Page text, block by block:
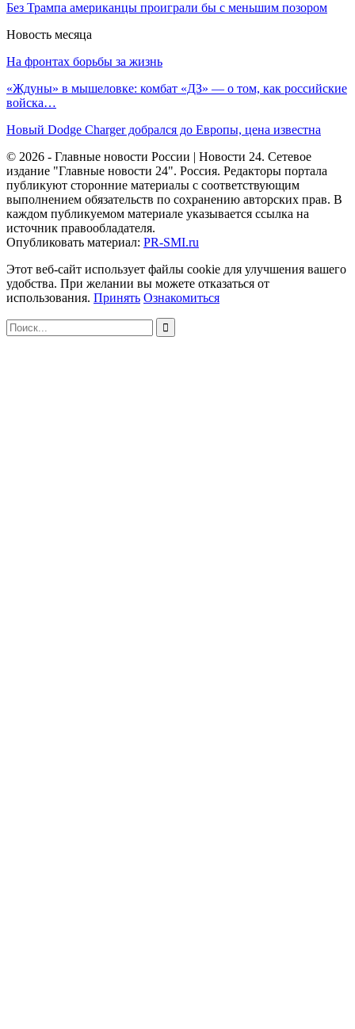
Без Трампа американцы проиграли бы с меньшим позором
Новость месяца
На фронтах борьбы за жизнь
«Ждуны» в мышеловке: комбат «ДЗ» — о том, как российские
войска…
Новый Dodge Charger добрался до Европы, цена известна
© 2026 - Главные новости России | Новости 24. Сетевое
издание "Главные новости 24". Россия. Редакторы портала
публикуют сторонние материалы с соответствующим
выполнением обязательств по сохранению авторских прав. В
каждом публикуемом материале указывается ссылка на
источник правообладателя.
Опубликовать материал: PR-SMI.ru
Этот веб-сайт использует файлы cookie для улучшения вашего
удобства. При желании вы можете отказаться от
использования. Принять Ознакомиться